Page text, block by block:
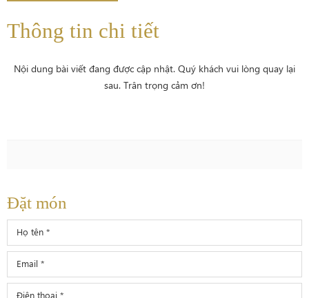
Thông tin chi tiết
Nội dung bài viết đang được cập nhật. Quý khách vui lòng quay lại
sau. Trân trọng cảm ơn!
Đặt món